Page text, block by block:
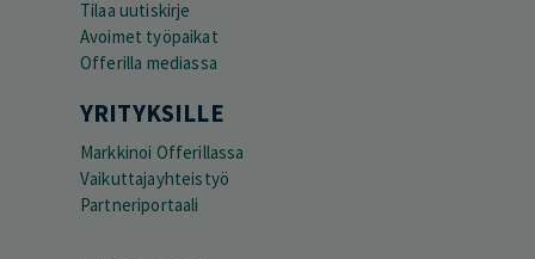
Tilaa uutiskirje
Avoimet työpaikat
Offerilla mediassa
YRITYKSILLE
Markkinoi Offerillassa
Vaikuttajayhteistyö
Partneriportaali